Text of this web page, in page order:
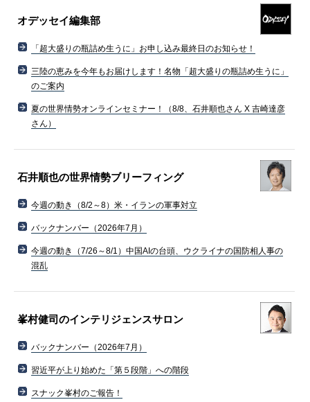
オデッセイ編集部
「超大盛りの瓶詰め生うに」お申し込み最終日のお知らせ！
三陸の恵みを今年もお届けします！名物「超大盛りの瓶詰め生うに」
のご案内
夏の世界情勢オンラインセミナー！（8/8、石井順也さん X 吉崎達彦
さん）
石井順也の世界情勢ブリーフィング
今週の動き（8/2～8）米・イランの軍事対立
バックナンバー（2026年7月）
今週の動き（7/26～8/1）中国AIの台頭、ウクライナの国防相人事の
混乱
峯村健司のインテリジェンスサロン
バックナンバー（2026年7月）
習近平が上り始めた「第５段階」への階段
スナック峯村のご報告！